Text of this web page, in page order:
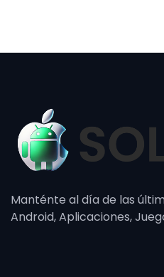
Manténte al día de las
Android, Aplicaciones,